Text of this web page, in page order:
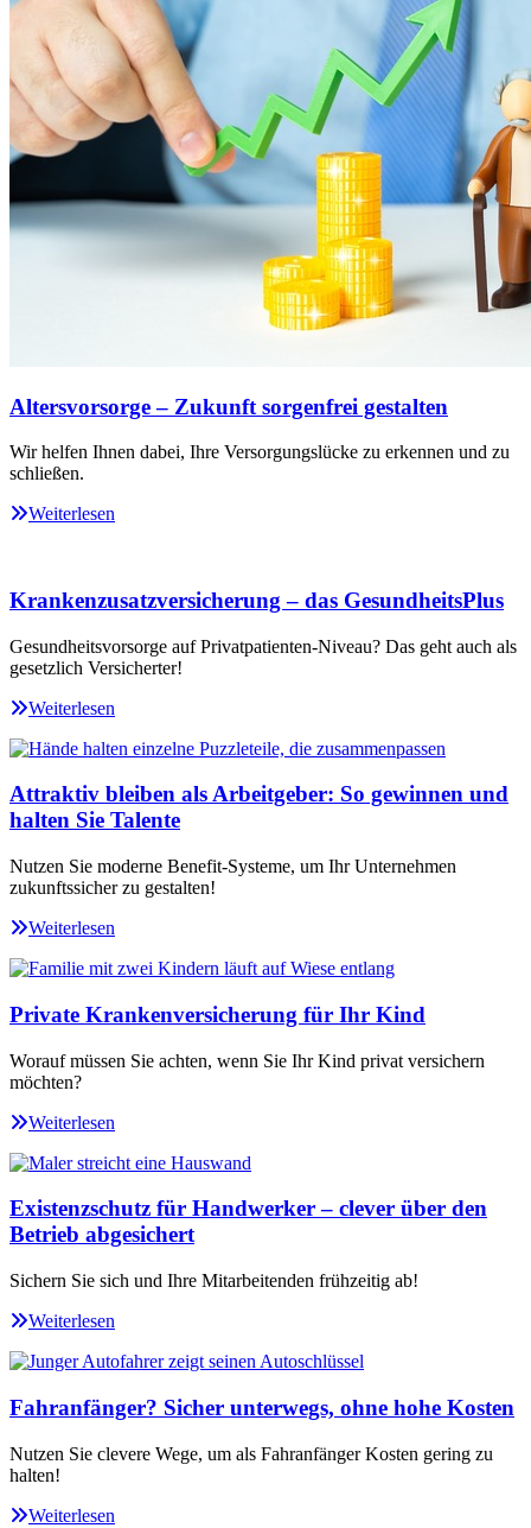
Altersvorsorge – Zukunft sorgenfrei gestalten
Wir helfen Ihnen dabei, Ihre Versorgungslücke zu erkennen und zu
schließen.
Weiterlesen
Krankenzusatzversicherung – das GesundheitsPlus
Gesundheitsvorsorge auf Privatpatienten-Niveau? Das geht auch als
gesetzlich Versicherter!
Weiterlesen
Attraktiv bleiben als Arbeitgeber: So gewinnen und
halten Sie Talente
Nutzen Sie moderne Benefit-Systeme, um Ihr Unternehmen
zukunftssicher zu gestalten!
Weiterlesen
Private Krankenversicherung für Ihr Kind
Worauf müssen Sie achten, wenn Sie Ihr Kind privat versichern
möchten?
Weiterlesen
Existenzschutz für Handwerker – clever über den
Betrieb abgesichert
Sichern Sie sich und Ihre Mitarbeitenden frühzeitig ab!
Weiterlesen
Fahranfänger? Sicher unterwegs, ohne hohe Kosten
Nutzen Sie clevere Wege, um als Fahranfänger Kosten gering zu
halten!
Weiterlesen